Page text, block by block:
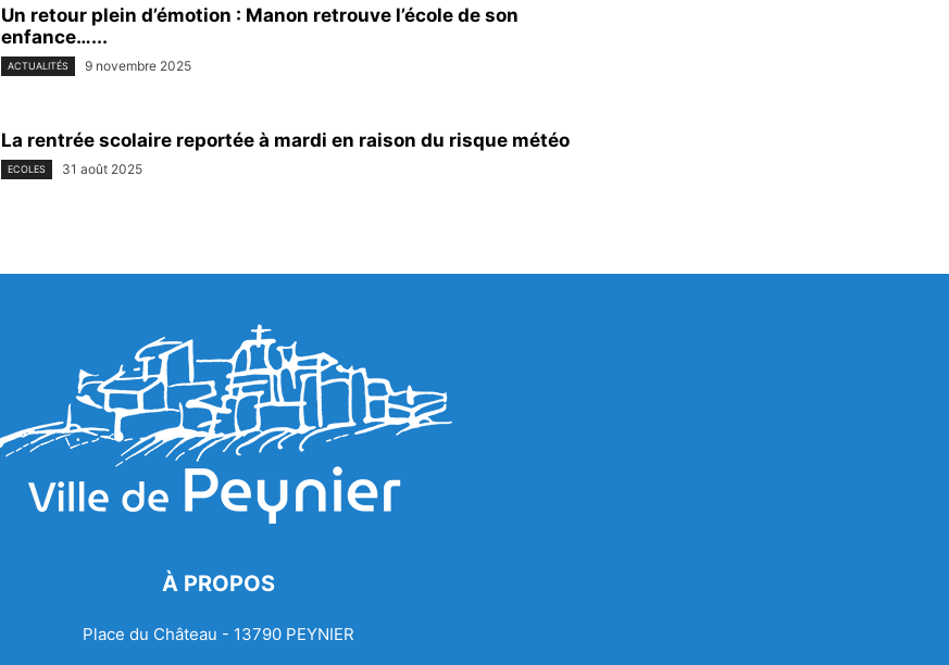
Un retour plein d’émotion : Manon retrouve l’école de son
enfance…...
ACTUALITÉS 9 novembre 2025
La rentrée scolaire reportée à mardi en raison du risque météo
ECOLES 31 août 2025
À PROPOS
Place du Château - 13790 PEYNIER